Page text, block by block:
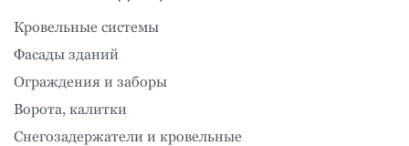
Кровельные системы
Фасады зданий
Ограждения и заборы
Ворота, калитки
Снегозадержатели и кровельные